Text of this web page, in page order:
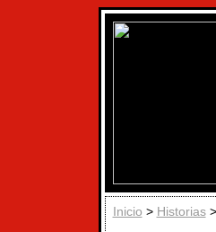
Inicio > Historias>